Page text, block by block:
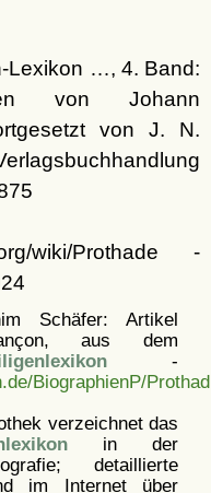
Lexikon …, 4. Band:
von Johann
von J. N.
wiki/Prothade -
Schäfer: Artikel
aus dem
-
BiographienP/
verzeichnet das
in der
detaillierte
im Internet über